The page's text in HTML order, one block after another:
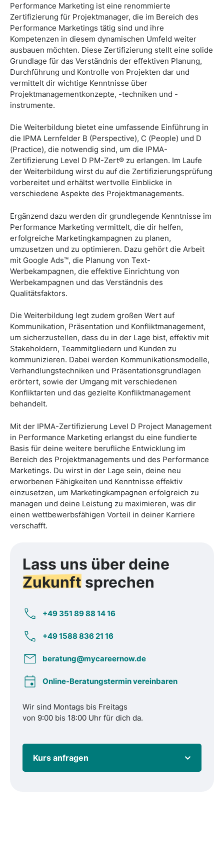
Performance Marketing ist eine renommierte
Zertifizierung für Projektmanager, die im Bereich des
Performance Marketings tätig sind und ihre
Kompetenzen in diesem dynamischen Umfeld weiter
ausbauen möchten. Diese Zertifizierung stellt eine solide
Grundlage für das Verständnis der effektiven Planung,
Durchführung und Kontrolle von Projekten dar und
vermittelt dir wichtige Kenntnisse über
Projektmanagementkonzepte, -techniken und -
instrumente.
Die Weiterbildung bietet eine umfassende Einführung in
die IPMA Lernfelder B (Perspective), C (People) und D
(Practice), die notwendig sind, um die IPMA-
Zertifizierung Level D PM-Zert® zu erlangen. Im Laufe
der Weiterbildung wirst du auf die Zertifizierungsprüfung
vorbereitet und erhältst wertvolle Einblicke in
verschiedene Aspekte des Projektmanagements.
Ergänzend dazu werden dir grundlegende Kenntnisse im
Performance Marketing vermittelt, die dir helfen,
erfolgreiche Marketingkampagnen zu planen,
umzusetzen und zu optimieren. Dazu gehört die Arbeit
mit Google Ads™, die Planung von Text-
Werbekampagnen, die effektive Einrichtung von
Werbekampagnen und das Verständnis des
Qualitätsfaktors.
Die Weiterbildung legt zudem großen Wert auf
Kommunikation, Präsentation und Konfliktmanagement,
um sicherzustellen, dass du in der Lage bist, effektiv mit
Stakeholdern, Teammitgliedern und Kunden zu
kommunizieren. Dabei werden Kommunikationsmodelle,
Verhandlungstechniken und Präsentationsgrundlagen
erörtert, sowie der Umgang mit verschiedenen
Konfliktarten und das gezielte Konfliktmanagement
behandelt.
Mit der IPMA-Zertifizierung Level D Project Management
in Performance Marketing erlangst du eine fundierte
Basis für deine weitere berufliche Entwicklung im
Bereich des Projektmanagements und des Performance
Marketings. Du wirst in der Lage sein, deine neu
erworbenen Fähigkeiten und Kenntnisse effektiv
einzusetzen, um Marketingkampagnen erfolgreich zu
managen und deine Leistung zu maximieren, was dir
einen wettbewerbsfähigen Vorteil in deiner Karriere
verschafft.
Lass uns über deine
Zukunft sprechen
+49 351 89 88 14 16
+49 1588 836 21 16
beratung@mycareernow.de
Online-Beratungstermin vereinbaren
Wir sind Montags bis Freitags
von 9:00 bis 18:00 Uhr für dich da.
Kurs anfragen